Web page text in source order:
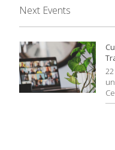
Next Events